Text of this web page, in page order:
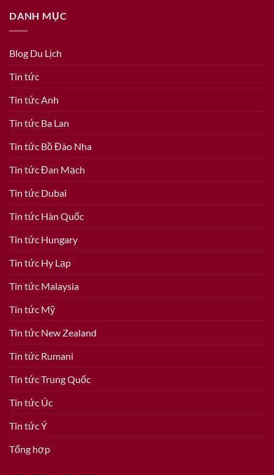
DANH MỤC
Blog Du Lịch
Tin tức
Tin tức Anh
Tin tức Ba Lan
Tin tức Bồ Đào Nha
Tin tức Đan Mạch
Tin tức Dubai
Tin tức Hàn Quốc
Tin tức Hungary
Tin tức Hy Lạp
Tin tức Malaysia
Tin tức Mỹ
Tin tức New Zealand
Tin tức Rumani
Tin tức Trung Quốc
Tin tức Úc
Tin tức Ý
Tổng hợp